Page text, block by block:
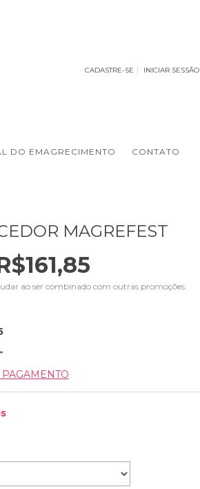
CADASTRE-SE INICIAR SESSÃO
DO EMAGRECIMENTO CONTATO
MAGREFEST
ao ser combinado com outras promoções.